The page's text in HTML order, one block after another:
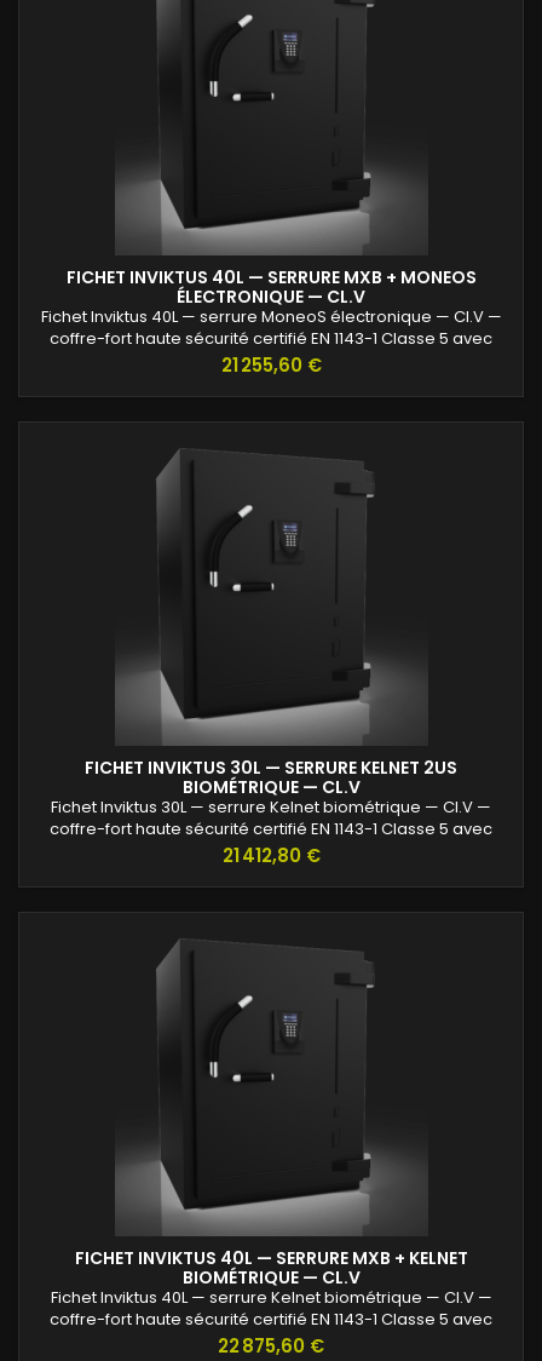
FICHET INVIKTUS 40L — SERRURE MXB + MONEOS
ÉLECTRONIQUE — CL.V
Fichet Inviktus 40L — serrure MoneoS électronique — Cl.V —
coffre-fort haute sécurité certifié EN 1143-1 Classe 5 avec
protection renforcée contre l’effraction et valeurs assurables
Prix
21 255,60 €
FICHET INVIKTUS 30L — SERRURE KELNET 2US
BIOMÉTRIQUE — CL.V
Fichet Inviktus 30L — serrure Kelnet biométrique — Cl.V —
coffre-fort haute sécurité certifié EN 1143-1 Classe 5 avec
protection renforcée contre l’effraction et valeurs assurables
Prix
21 412,80 €
FICHET INVIKTUS 40L — SERRURE MXB + KELNET
BIOMÉTRIQUE — CL.V
Fichet Inviktus 40L — serrure Kelnet biométrique — Cl.V —
coffre-fort haute sécurité certifié EN 1143-1 Classe 5 avec
protection renforcée contre l’effraction et valeurs assurables
Prix
22 875,60 €